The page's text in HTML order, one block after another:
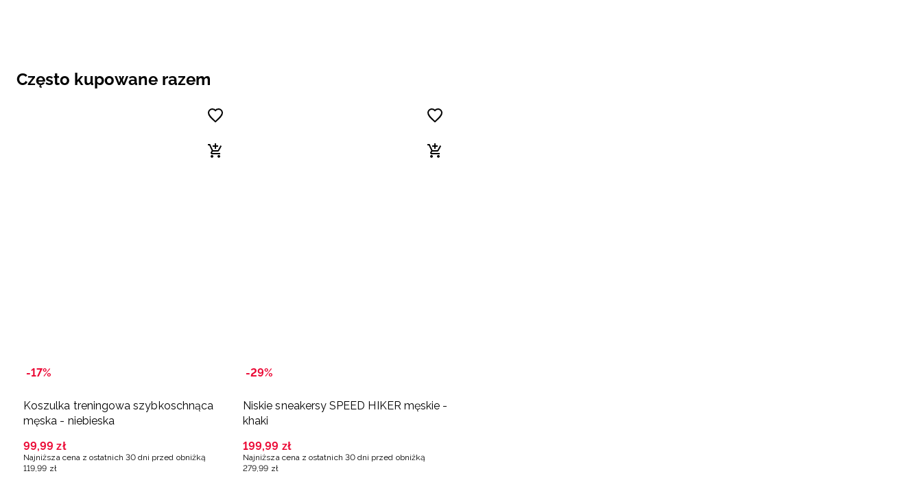
Często kupowane razem
-17%
Koszulka treningowa szybkoschnąca
męska - niebieska
99,99 zł
Najniższa cena z ostatnich 30 dni przed obniżką
119 ,99 zł
-29%
Niskie sneakersy SPEED HIKER męskie -
khaki
199,99 zł
Najniższa cena z ostatnich 30 dni przed obniżką
279 ,99 zł